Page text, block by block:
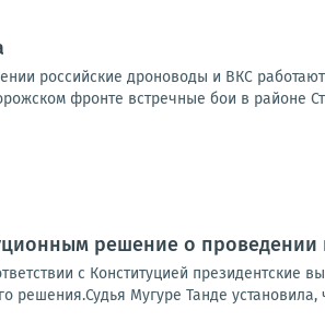
российские дроноводы и ВКС
фронте встречные бои в районе
решение о проведении
с Конституцией президентские
решения.Судья Мугуре Танде установила,